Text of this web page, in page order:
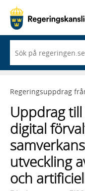
du
börjar
skriva
framträder
lista
med
sökförslag
Regeringsuppdrag
Uppdrag
digital
utveckling
och